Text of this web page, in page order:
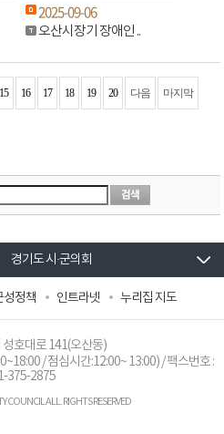
2025-09-06
오산시장기 장애인 ..
15 16 17 18 19 20 다음 마지막
경기도 시·군의회
성정책 인트라넷 누리집 지도
성호대로 141(오산동)
/ 점심시간:12:00~ 13:00) / 팩스번호 :
375-2875
COUNCIL ALL. RIGHTS RESERVED